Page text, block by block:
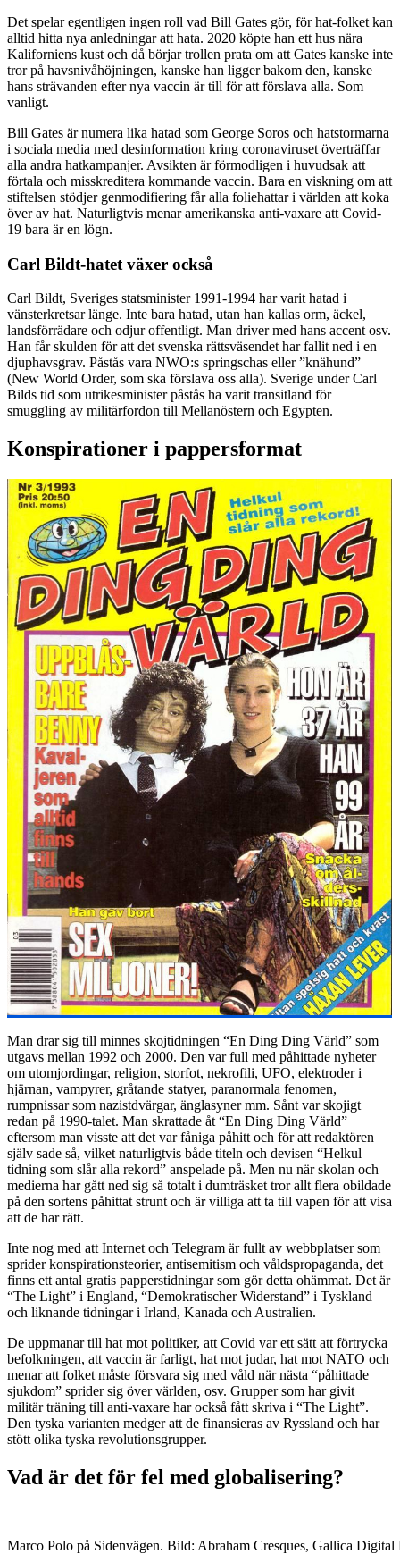
Det spelar egentligen ingen roll vad Bill Gates gör, för hat-folket kan
alltid hitta nya anledningar att hata. 2020 köpte han ett hus nära
Kaliforniens kust och då börjar trollen prata om att Gates kanske inte
tror på havsnivåhöjningen, kanske han ligger bakom den, kanske
hans strävanden efter nya vaccin är till för att förslava alla. Som
vanligt.
Bill Gates är numera lika hatad som George Soros och hatstormarna
i sociala media med desinformation kring coronaviruset överträffar
alla andra hatkampanjer. Avsikten är förmodligen i huvudsak att
förtala och misskreditera kommande vaccin. Bara en viskning om att
stiftelsen stödjer genmodifiering får alla foliehattar i världen att koka
över av hat. Naturligtvis menar amerikanska anti-vaxare att Covid-
19 bara är en lögn.
Carl Bildt-hatet växer också
Carl Bildt, Sveriges statsminister 1991-1994 har varit hatad i
vänsterkretsar länge. Inte bara hatad, utan han kallas orm, äckel,
landsförrädare och odjur offentligt. Man driver med hans accent osv.
Han får skulden för att det svenska rättsväsendet har fallit ned i en
djuphavsgrav. Påstås vara NWO:s springschas eller ”knähund”
(New World Order, som ska förslava oss alla). Sverige under Carl
Bilds tid som utrikesminister påstås ha varit transitland för
smuggling av militärfordon till Mellanöstern och Egypten.
Konspirationer i pappersformat
Man drar sig till minnes skojtidningen “En Ding Ding Värld” som
utgavs mellan 1992 och 2000. Den var full med påhittade nyheter
om utomjordingar, religion, storfot, nekrofili, UFO, elektroder i
hjärnan, vampyrer, gråtande statyer, paranormala fenomen,
rumpnissar som nazistdvärgar, änglasyner mm. Sånt var skojigt
redan på 1990-talet. Man skrattade åt “En Ding Ding Värld”
eftersom man visste att det var fåniga påhitt och för att redaktören
själv sade så, vilket naturligtvis både titeln och devisen “Helkul
tidning som slår alla rekord” anspelade på. Men nu när skolan och
medierna har gått ned sig så totalt i dumträsket tror allt flera obildade
på den sortens påhittat strunt och är villiga att ta till vapen för att visa
att de har rätt.
Inte nog med att Internet och Telegram är fullt av webbplatser som
sprider konspirationsteorier, antisemitism och våldspropaganda, det
finns ett antal gratis papperstidningar som gör detta ohämmat. Det är
“The Light” i England, “Demokratischer Widerstand” i Tyskland
och liknande tidningar i Irland, Kanada och Australien.
De uppmanar till hat mot politiker, att Covid var ett sätt att förtrycka
befolkningen, att vaccin är farligt, hat mot judar, hat mot NATO och
menar att folket måste försvara sig med våld när nästa “påhittade
sjukdom” sprider sig över världen, osv. Grupper som har givit
militär träning till anti-vaxare har också fått skriva i “The Light”.
Den tyska varianten medger att de finansieras av Ryssland och har
stött olika tyska revolutionsgrupper.
Vad är det för fel med globalisering?
Marco Polo på Sidenvägen. Bild: Abraham Cresques, Gallica